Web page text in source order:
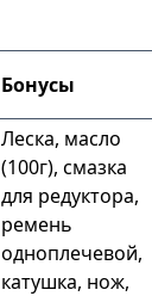
Бонусы
Леска, масло
(100г), смазка
для редуктора,
ремень
одноплечевой,
катушка, нож,